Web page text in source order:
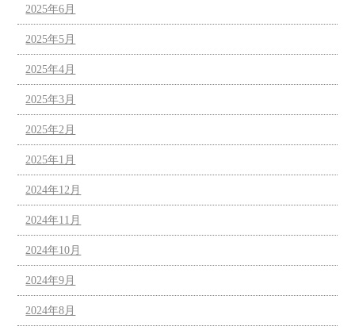
2025年6月
2025年5月
2025年4月
2025年3月
2025年2月
2025年1月
2024年12月
2024年11月
2024年10月
2024年9月
2024年8月